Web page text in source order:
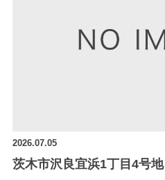
2026.07.05
茨木市沢良宜浜1丁目4号